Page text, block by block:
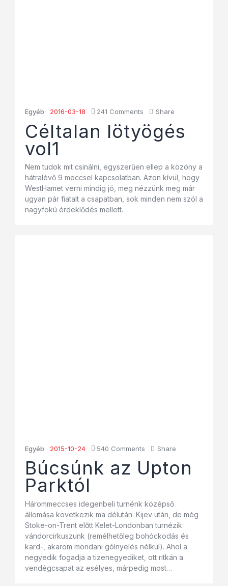
Egyéb 2016-03-18 241 Comments Share
Céltalan lötyögés
vol1
Nem tudok mit csinálni, egyszerűen ellep a közöny a
hátralévő 9 meccsel kapcsolatban. Azon kívül, hogy
WestHamet verni mindig jó, meg nézzünk meg már
ugyan pár fiatalt a csapatban, sok minden nem szól a
nagyfokú érdeklődés mellett.
Egyéb 2015-10-24 540 Comments Share
Búcsúnk az Upton
Parktól
Hárommeccses idegenbeli turnénk középső
állomása következik ma délután: Kijev után, de még
Stoke-on-Trent előtt Kelet-Londonban turnézik
vándorcirkuszunk (remélhetőleg bohóckodás és
kard-, akarom mondani gólnyelés nélkül). Ahol a
negyedik fogadja a tizenegyediket, ott ritkán a
vendégcsapat az esélyes, márpedig most…